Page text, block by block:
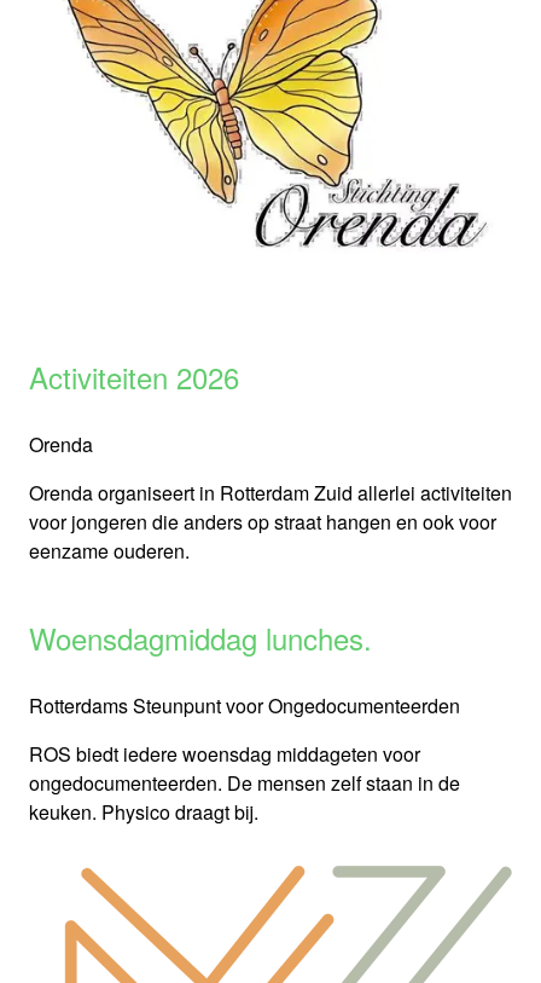
Activiteiten 2026
Orenda
Orenda organiseert in Rotterdam Zuid allerlei activiteiten
voor jongeren die anders op straat hangen en ook voor
eenzame ouderen.
Woensdagmiddag lunches.
Rotterdams Steunpunt voor Ongedocumenteerden
ROS biedt iedere woensdag middageten voor
ongedocumenteerden. De mensen zelf staan in de
keuken. Physico draagt bij.